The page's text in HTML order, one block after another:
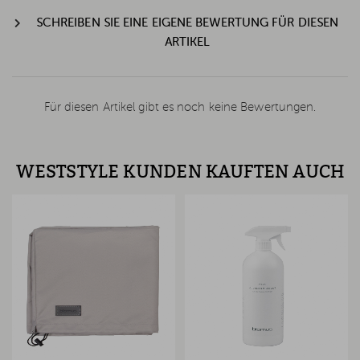
SCHREIBEN SIE EINE EIGENE BEWERTUNG FÜR DIESEN
ARTIKEL
Für diesen Artikel gibt es noch keine Bewertungen.
WESTSTYLE KUNDEN KAUFTEN AUCH